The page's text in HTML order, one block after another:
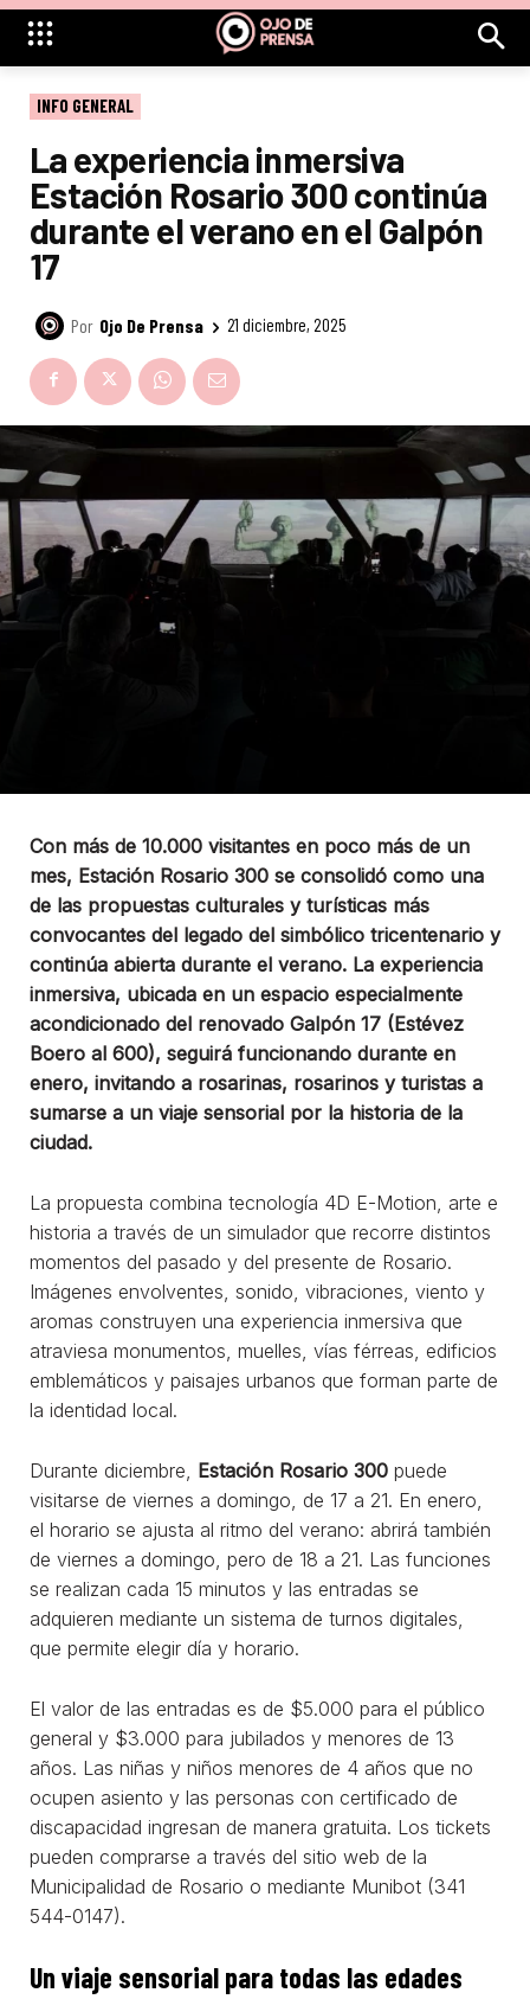
INFO GENERAL
La experiencia inmersiva
Estación Rosario 300 continúa
durante el verano en el Galpón
17
Por Ojo De Prensa 21 diciembre, 2025
Con más de 10.000 visitantes en poco más de un
mes, Estación Rosario 300 se consolidó como una
de las propuestas culturales y turísticas más
convocantes del legado del simbólico tricentenario y
continúa abierta durante el verano. La experiencia
inmersiva, ubicada en un espacio especialmente
acondicionado del renovado Galpón 17 (Estévez
Boero al 600), seguirá funcionando durante en
enero, invitando a rosarinas, rosarinos y turistas a
sumarse a un viaje sensorial por la historia de la
ciudad.
La propuesta combina tecnología 4D E-Motion, arte e
historia a través de un simulador que recorre distintos
momentos del pasado y del presente de Rosario.
Imágenes envolventes, sonido, vibraciones, viento y
aromas construyen una experiencia inmersiva que
atraviesa monumentos, muelles, vías férreas, edificios
emblemáticos y paisajes urbanos que forman parte de
la identidad local.
Durante diciembre, Estación Rosario 300 puede
visitarse de viernes a domingo, de 17 a 21. En enero,
el horario se ajusta al ritmo del verano: abrirá también
de viernes a domingo, pero de 18 a 21. Las funciones
se realizan cada 15 minutos y las entradas se
adquieren mediante un sistema de turnos digitales,
que permite elegir día y horario.
El valor de las entradas es de $5.000 para el público
general y $3.000 para jubilados y menores de 13
años. Las niñas y niños menores de 4 años que no
ocupen asiento y las personas con certificado de
discapacidad ingresan de manera gratuita. Los tickets
pueden comprarse a través del sitio web de la
Municipalidad de Rosario o mediante Munibot (341
544-0147).
Un viaje sensorial para todas las edades